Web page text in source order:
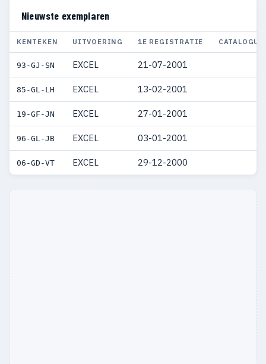
Nieuwste exemplaren
KENTEKEN UITVOERING 1E REGISTRATIE
93-GJ-SN EXCEL 21-07-2001
85-GL-LH EXCEL 13-02-2001
19-GF-JN EXCEL 27-01-2001
96-GL-JB EXCEL 03-01-2001
06-GD-VT EXCEL 29-12-2000